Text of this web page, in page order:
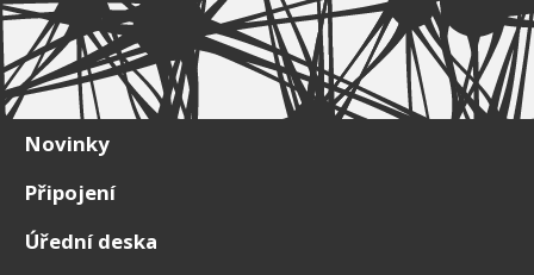
Skip to content
Novinky
Připojení
Úřední deska